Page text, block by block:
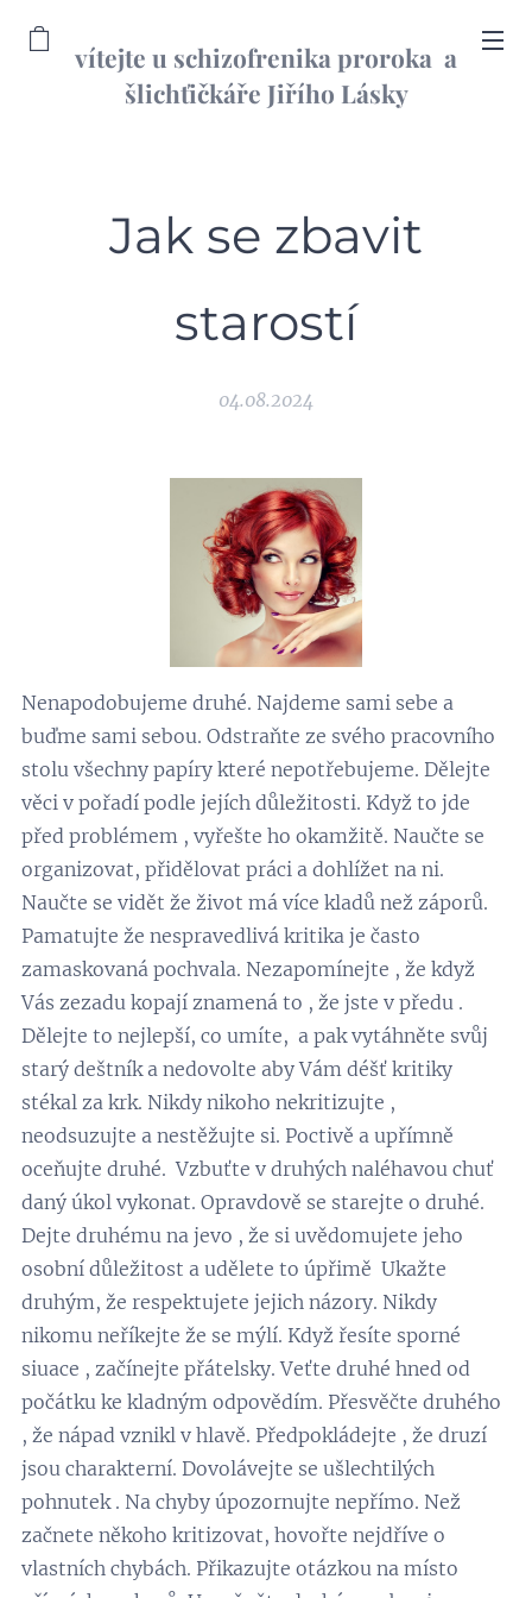
vítejte u schizofrenika proroka a
šlichťičkáře Jiřího Lásky
Jak se zbavit
starostí
04.08.2024
Nenapodobujeme druhé. Najdeme sami sebe a
buďme sami sebou. Odstraňte ze svého pracovního
stolu všechny papíry které nepotřebujeme. Dělejte
věci v pořadí podle jejích důležitosti. Když to jde
před problémem , vyřešte ho okamžitě. Naučte se
organizovat, přidělovat práci a dohlížet na ni.
Naučte se vidět že život má více kladů než záporů.
Pamatujte že nespravedlivá kritika je často
zamaskovaná pochvala. Nezapomínejte , že když
Vás zezadu kopají znamená to , že jste v předu .
Dělejte to nejlepší, co umíte, a pak vytáhněte svůj
starý deštník a nedovolte aby Vám déšť kritiky
stékal za krk. Nikdy nikoho nekritizujte ,
neodsuzujte a nestěžujte si. Poctivě a upřímně
oceňujte druhé. Vzbuťte v druhých naléhavou chuť
daný úkol vykonat. Opravdově se starejte o druhé.
Dejte druhému na jevo , že si uvědomujete jeho
osobní důležitost a udělete to úpřimě Ukažte
druhým, že respektujete jejich názory. Nikdy
nikomu neříkejte že se mýlí. Když řesíte sporné
siuace , začínejte přátelsky. Veťte druhé hned od
počátku ke kladným odpovědím. Přesvěčte druhého
, že nápad vznikl v hlavě. Předpokládejte , že druzí
jsou charakterní. Dovolávejte se ušlechtilých
pohnutek . Na chyby úpozornujte nepřímo. Než
začnete někoho kritizovat, hovořte nejdříve o
vlastních chybách. Přikazujte otázkou na místo